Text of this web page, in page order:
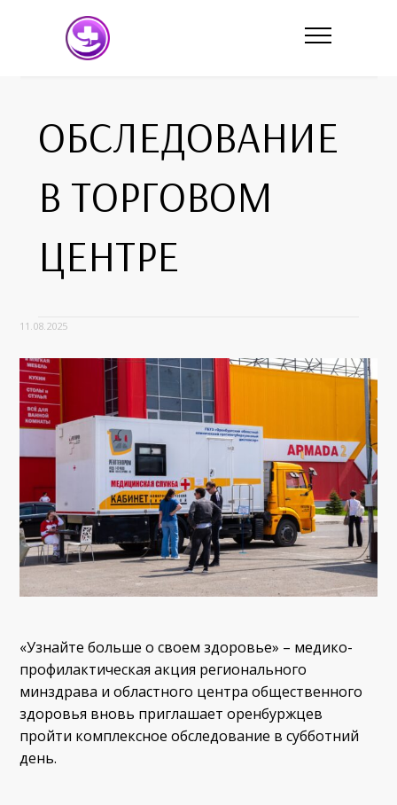
ОБСЛЕДОВАНИЕ
В ТОРГОВОМ
ЦЕНТРЕ
11.08.2025
«Узнайте больше о своем здоровье» – медико-
профилактическая акция регионального
минздрава и областного центра общественного
здоровья вновь приглашает оренбуржцев
пройти комплексное обследование в субботний
день.